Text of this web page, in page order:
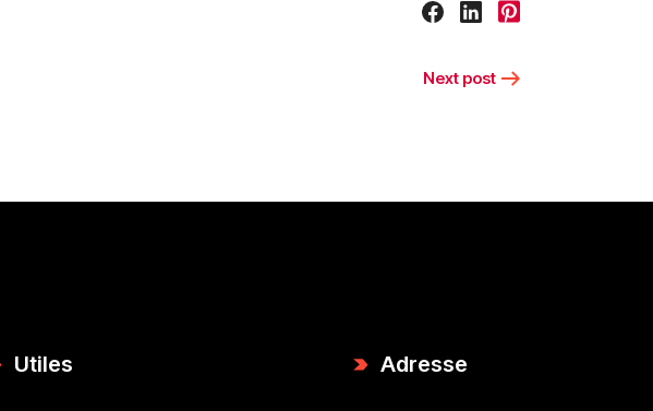
Next post
Utiles Adresse